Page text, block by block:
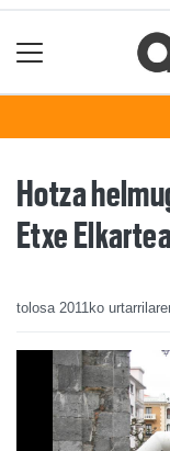
Hotza
Etxe
tolosa 2011ko